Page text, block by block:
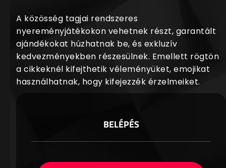
A közösség tagjai rendszeres
nyereményjátékokon vehetnek részt, garantált
ajándékokat húzhatnak be, és exkluzív
kedvezményekben részesülnek. Emellett rögtön
a cikkeknél kifejthetik véleményüket, emojikat
használhatnak, hogy kifejezzék érzelmeiket.
BELÉPÉS